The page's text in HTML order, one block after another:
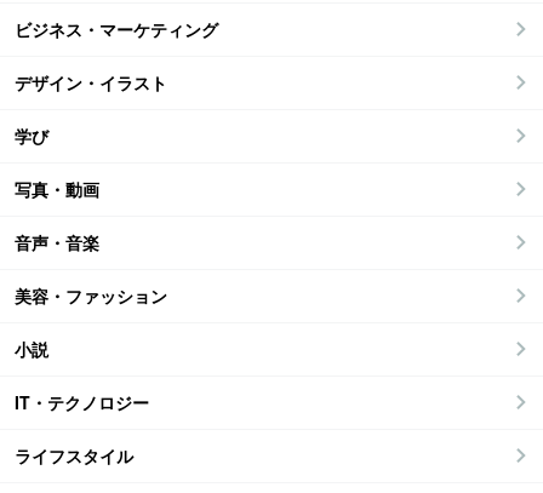
ビジネス・マーケティング
デザイン・イラスト
学び
写真・動画
音声・音楽
美容・ファッション
小説
IT・テクノロジー
ライフスタイル